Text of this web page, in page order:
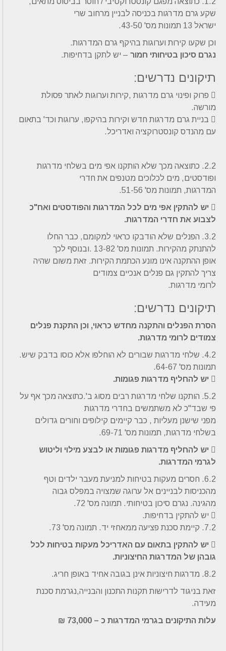
שקע גרם מדרגות בכניסה לבניין מרחוב שרי
ישראל 13 תמונות מס' 43-50.
וכן שקעו קירות וערוגות בהיקף גרם המדרגות.
נגרם סיכון בטיחותי חמור – יש לתקן בדחיפות.
תיקונים נדרשים:
 פרוק ופינוי גרם מדרגות ,קירות וערוגות לאתר פסולת
מורשה.
 בניית גרם מדרגות חדש וקירות בהיקפו, ערוגות וכד' בתאום
עם מהנדס קונסטרוקציה ואדריכל.
2.2. כתוצאה מכך שלא הותקנו אפי מים בשלחי מדרגות
ופודסטים, מים לכלוכים מטנפים את חדרי
המדרגות, תמונות מס' 51-56.
 יש להתקין אפי מים לכל המדרגות והפודסטים ואח"כ
לצבוע את חדרי המדרגות.
3.2. הפנלים שלא הודבקו כראוי למקומם, כבר החלו
להתנתק מהקירות. תמונות מס' 13-82 .ובנוסף לכך
אופן ההתקנה אינו מונע הכתמת הקירות. זאת משום שהיה
צריך להתקין גם פנלים אנכיים צמודים
לרומי מדרגות.
תיקונים נדרשים:
הסרת הפנלים והתקנה מחדש כראוי, וכן התקנת פנלים
צמודים לרומי מדרגות.
4.2. שלחי מדרגות שבורים לא הוחלפו אלא כוסו בדבק שיש.
תמונות מס' 64-67.
 יש להחליף מדרגות פגומות.
5.2. הותקנו שלחי מדרגות רבים מסוג ב'.כתוצאה מכך אף על
פי שבד"כ לא משתמשים בחדרי מדרגות
מפני שישנן מעליות , כבר קיימים קילופים וחורים גדולים
בשלחי מדרגות, תמונות מס' 69-71.
 יש להחליף מדרגות פגומות או לבצע מילוי וליטוש
לגרמי המדרגות.
6.2. חסרים מעקות בטיחות למניעת מעבר ילדים וטף
מהכניסות לבניינים אל ערוגה שמצויה במפלס גבוה
מהגינה. נגרם סיכון בטיחותי. תמונה מס' 72.
 יש להתקין בדחיפות.
7.2. קיימת סכנת פציעה ממאחזי יד. תמונה מס' 73.
 יש להתקין בתאום עם האדריכל מעקות בטיחות לכל
גובהן של המדרגות החיצוניות.
8.2. מדרגות חיצוניות אינן בגובה אחיד באופן חריג.
זאת בניגוד לדרישות תקנות התכנון והבנייה,נגרמת סכנת
מעידה.
עלות התיקונים בגרמי המדרגות כ – 73,000 ₪